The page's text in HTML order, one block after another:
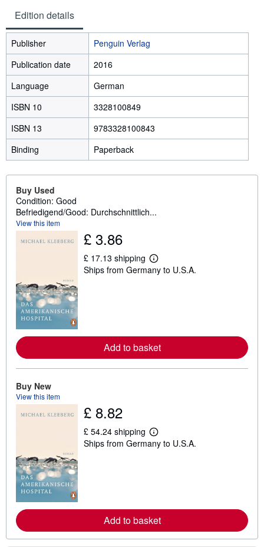
Edition details
Publisher
Penguin Verlag
Publication date
2016
Language
German
ISBN 10
3328100849
ISBN 13
9783328100843
Binding
Paperback
Buy Used
Condition: Good
Befriedigend/Good: Durchschnittlich...
View this item
£ 3.86
£ 17.13 shipping
L
e
b
o
u
i
n
g
Ships from Germany to U.S.A.
Add to basket
Buy New
View this item
£ 8.82
£ 54.24 shipping
L
e
b
o
u
Ships from Germany to U.S.A.
Add to basket